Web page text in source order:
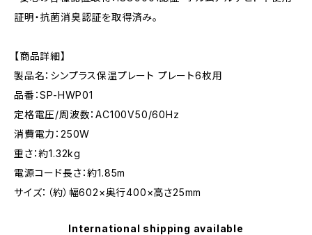
証明・抗菌消臭認証を取得済み。
【商品詳細】
製品名：シンプラス保温プレート プレート6枚用
品番：SP-HWP01
定格電圧/周波数：AC100V50/60Hz
消費電力：250W
重さ：約1.32kg
電源コード長さ：約1.85m
サイズ：（約）幅602×奥行400×高さ25mm
International shipping available